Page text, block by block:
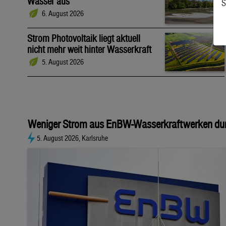
6. August 2026
Strom Photovoltaik liegt aktuell
nicht mehr weit hinter Wasserkraft
5. August 2026
Weniger Strom aus EnBW-Wasserkraftwerken
5. August 2026, Karlsruhe